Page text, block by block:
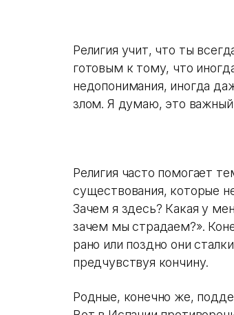
Религия учит, что ты
готовым к тому, что
недопонимания, иногда
злом. Я думаю, это важный
Религия часто помогает
существования, которые
Зачем я здесь? Какая у
зачем мы страдаем?».
рано или поздно они
предчувствуя кончину.
Родные, конечно же,